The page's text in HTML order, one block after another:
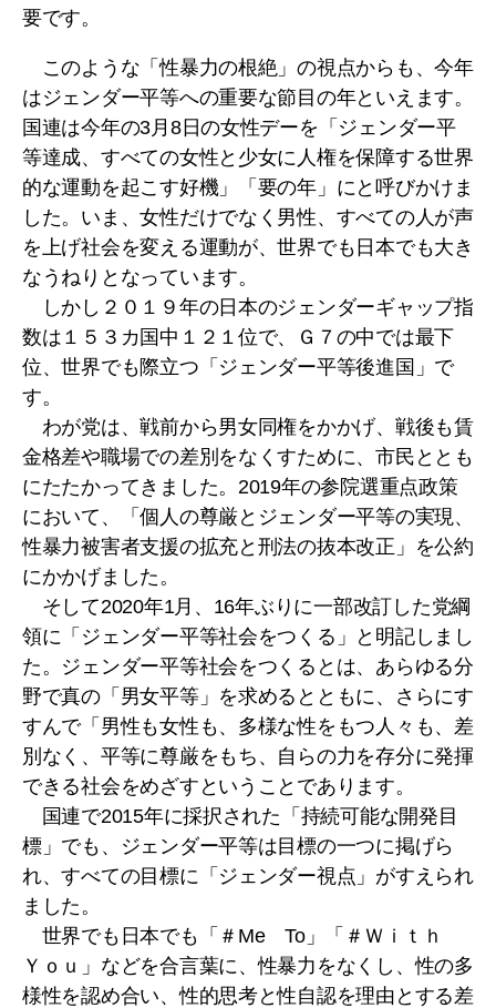
要です。
このような「性暴力の根絶」の視点からも、今年
はジェンダー平等への重要な節目の年といえます。
国連は今年の3月8日の女性デーを「ジェンダー平
等達成、すべての女性と少女に人権を保障する世界
的な運動を起こす好機」「要の年」にと呼びかけま
した。いま、女性だけでなく男性、すべての人が声
を上げ社会を変える運動が、世界でも日本でも大き
なうねりとなっています。
しかし２０１９年の日本のジェンダーギャップ指
数は１５３カ国中１２１位で、Ｇ７の中では最下
位、世界でも際立つ「ジェンダー平等後進国」で
す。
わが党は、戦前から男女同権をかかげ、戦後も賃
金格差や職場での差別をなくすために、市民ととも
にたたかってきました。2019年の参院選重点政策
において、「個人の尊厳とジェンダー平等の実現、
性暴力被害者支援の拡充と刑法の抜本改正」を公約
にかかげました。
そして2020年1月、16年ぶりに一部改訂した党綱
領に「ジェンダー平等社会をつくる」と明記しまし
た。ジェンダー平等社会をつくるとは、あらゆる分
野で真の「男女平等」を求めるとともに、さらにす
すんで「男性も女性も、多様な性をもつ人々も、差
別なく、平等に尊厳をもち、自らの力を存分に発揮
できる社会をめざすということであります。
国連で2015年に採択された「持続可能な開発目
標」でも、ジェンダー平等は目標の一つに掲げら
れ、すべての目標に「ジェンダー視点」がすえられ
ました。
世界でも日本でも「＃Me To」「＃Ｗｉｔｈ
Ｙｏｕ」などを合言葉に、性暴力をなくし、性の多
様性を認め合い、性的思考と性自認を理由とする差